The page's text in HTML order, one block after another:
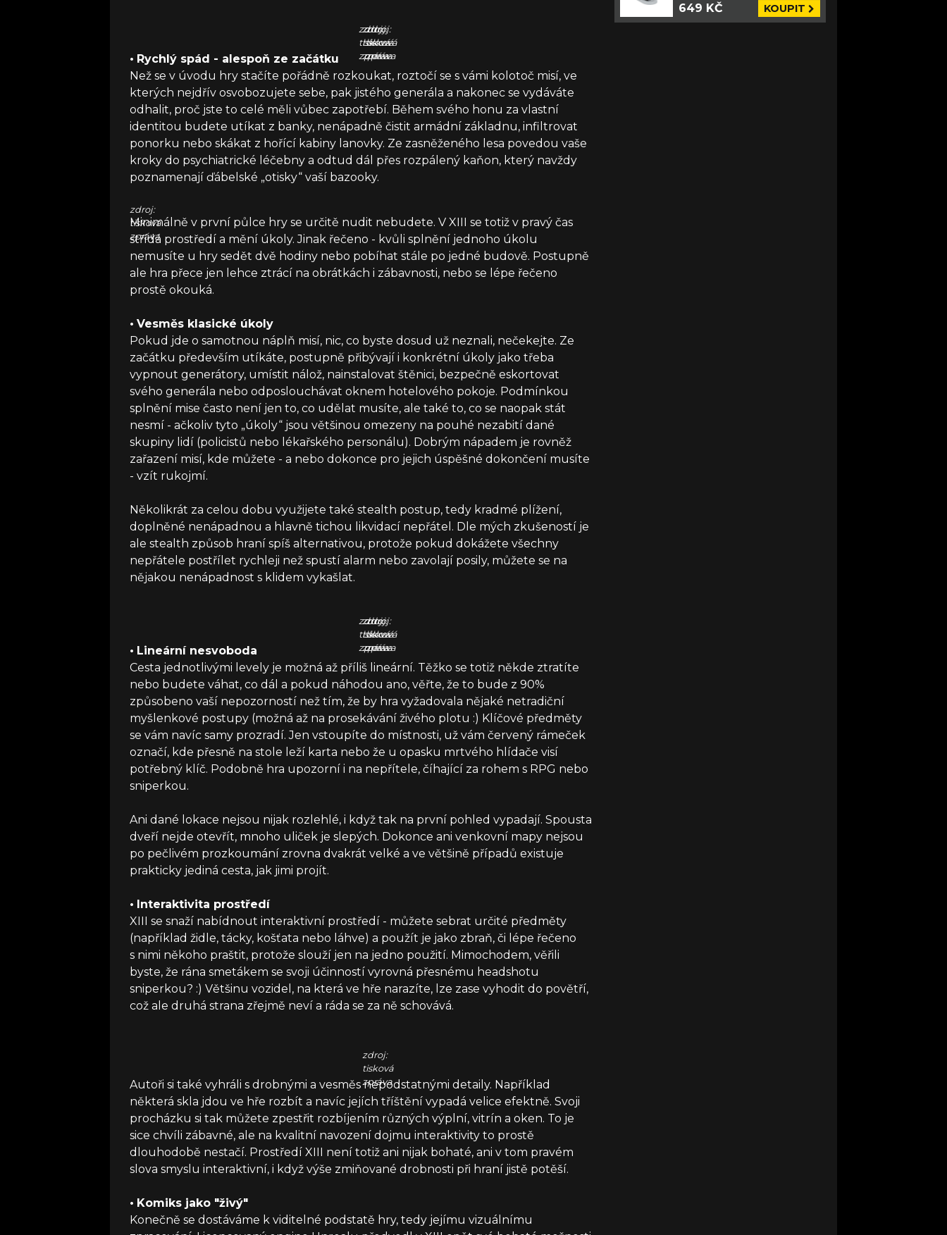
zdroj:
tisková
zpráva
zdroj:
tisková
zpráva
zdroj:
tisková
zpráva
• Rychlý spád - alespoň ze začátku
Než se v úvodu hry stačíte pořádně rozkoukat, roztočí se s vámi kolotoč misí, ve
kterých nejdřív osvobozujete sebe, pak jistého generála a nakonec se vydáváte
odhalit, proč jste to celé měli vůbec zapotřebí. Během svého honu za vlastní
identitou budete utíkat z banky, nenápadně čistit armádní základnu, infiltrovat
ponorku nebo skákat z hořící kabiny lanovky. Ze zasněženého lesa povedou vaše
kroky do psychiatrické léčebny a odtud dál přes rozpálený kaňon, který navždy
poznamenají ďábelské „otisky“ vaší bazooky.
zdroj:
tisková
zpráva
Minimálně v první půlce hry se určitě nudit nebudete. V XIII se totiž v pravý čas
střídá prostředí a mění úkoly. Jinak řečeno - kvůli splnění jednoho úkolu
nemusíte u hry sedět dvě hodiny nebo pobíhat stále po jedné budově. Postupně
ale hra přece jen lehce ztrácí na obrátkách i zábavnosti, nebo se lépe řečeno
prostě okouká.
• Vesměs klasické úkoly
Pokud jde o samotnou náplň misí, nic, co byste dosud už neznali, nečekejte. Ze
začátku především utíkáte, postupně přibývají i konkrétní úkoly jako třeba
vypnout generátory, umístit nálož, nainstalovat štěnici, bezpečně eskortovat
svého generála nebo odposlouchávat oknem hotelového pokoje. Podmínkou
splnění mise často není jen to, co udělat musíte, ale také to, co se naopak stát
nesmí - ačkoliv tyto „úkoly“ jsou většinou omezeny na pouhé nezabití dané
skupiny lidí (policistů nebo lékařského personálu). Dobrým nápadem je rovněž
zařazení misí, kde můžete - a nebo dokonce pro jejich úspěšné dokončení musíte
- vzít rukojmí.
Několikrát za celou dobu využijete také stealth postup, tedy kradmé plížení,
doplněné nenápadnou a hlavně tichou likvidací nepřátel. Dle mých zkušeností je
ale stealth způsob hraní spíš alternativou, protože pokud dokážete všechny
nepřátele postřílet rychleji než spustí alarm nebo zavolají posily, můžete se na
nějakou nenápadnost s klidem vykašlat.
zdroj:
tisková
zpráva
zdroj:
tisková
zpráva
zdroj:
tisková
zpráva
• Lineární nesvoboda
Cesta jednotlivými levely je možná až příliš lineární. Těžko se totiž někde ztratíte
nebo budete váhat, co dál a pokud náhodou ano, věřte, že to bude z 90%
způsobeno vaší nepozorností než tím, že by hra vyžadovala nějaké netradiční
myšlenkové postupy (možná až na prosekávání živého plotu :) Klíčové předměty
se vám navíc samy prozradí. Jen vstoupíte do místnosti, už vám červený rámeček
označí, kde přesně na stole leží karta nebo že u opasku mrtvého hlídače visí
potřebný klíč. Podobně hra upozorní i na nepřítele, číhající za rohem s RPG nebo
sniperkou.
Ani dané lokace nejsou nijak rozlehlé, i když tak na první pohled vypadají. Spousta
dveří nejde otevřít, mnoho uliček je slepých. Dokonce ani venkovní mapy nejsou
po pečlivém prozkoumání zrovna dvakrát velké a ve většině případů existuje
prakticky jediná cesta, jak jimi projít.
• Interaktivita prostředí
XIII se snaží nabídnout interaktivní prostředí - můžete sebrat určité předměty
(například židle, tácky, košťata nebo láhve) a použít je jako zbraň, či lépe řečeno
s nimi někoho praštit, protože slouží jen na jedno použití. Mimochodem, věřili
byste, že rána smetákem se svoji účinností vyrovná přesnému headshotu
sniperkou? :) Většinu vozidel, na která ve hře narazíte, lze zase vyhodit do povětří,
což ale druhá strana zřejmě neví a ráda se za ně schovává.
zdroj:
tisková
zpráva
Autoři si také vyhráli s drobnými a vesměs nepodstatnými detaily. Například
některá skla jdou ve hře rozbít a navíc jejích tříštění vypadá velice efektně. Svoji
procházku si tak můžete zpestřit rozbíjením různých výplní, vitrín a oken. To je
sice chvíli zábavné, ale na kvalitní navození dojmu interaktivity to prostě
dlouhodobě nestačí. Prostředí XIII není totiž ani nijak bohaté, ani v tom pravém
slova smyslu interaktivní, i když výše zmiňované drobnosti při hraní jistě potěší.
• Komiks jako "živý"
Konečně se dostáváme k viditelné podstatě hry, tedy jejímu vizuálnímu
649 KČ KOUPIT